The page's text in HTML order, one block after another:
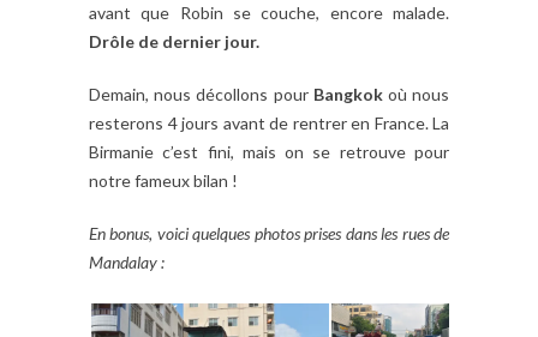
avant que Robin se couche, encore malade.
Drôle de dernier jour.
Demain, nous décollons pour Bangkokoù nous
resterons 4 jours avant de rentrer en France. La
Birmanie c’est fini, mais on se retrouve pour
notre fameux bilan !
En bonus, voici quelques photos prises dans les rues de
Mandalay :